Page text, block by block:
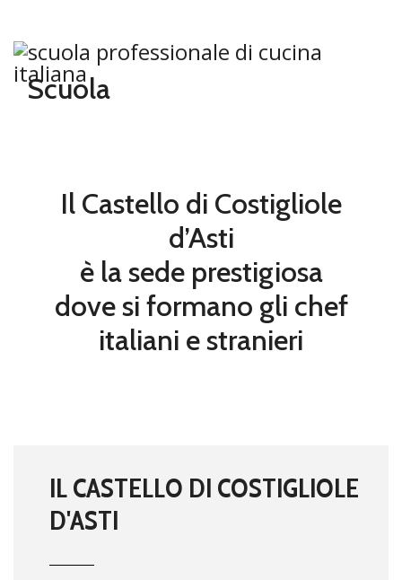
Scuola
Il Castello di Costigliole
d’Asti
è la sede prestigiosa
dove si formano gli chef
italiani e stranieri
IL CASTELLO DI COSTIGLIOLE
D'ASTI